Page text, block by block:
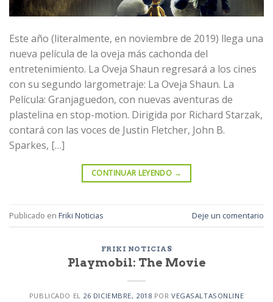
Este año (literalmente, en noviembre de 2019) llega una
nueva película de la oveja más cachonda del
entretenimiento. La Oveja Shaun regresará a los cines
con su segundo largometraje: La Oveja Shaun. La
Película: Granjaguedon, con nuevas aventuras de
plastelina en stop-motion. Dirigida por Richard Starzak,
contará con las voces de Justin Fletcher, John B.
Sparkes, […]
CONTINUAR LEYENDO →
Publicado en Friki Noticias Deje un comentario
FRIKI NOTICIAS
Playmobil: The Movie
PUBLICADO EL 26 DICIEMBRE, 2018 PORVEGASALTASONLINE